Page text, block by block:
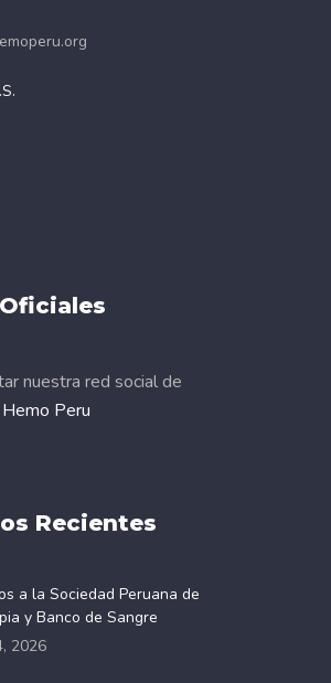
nuestra red social de
Hemo Peru
Recientes
a la Sociedad Peruana de
y Banco de Sangre
2026